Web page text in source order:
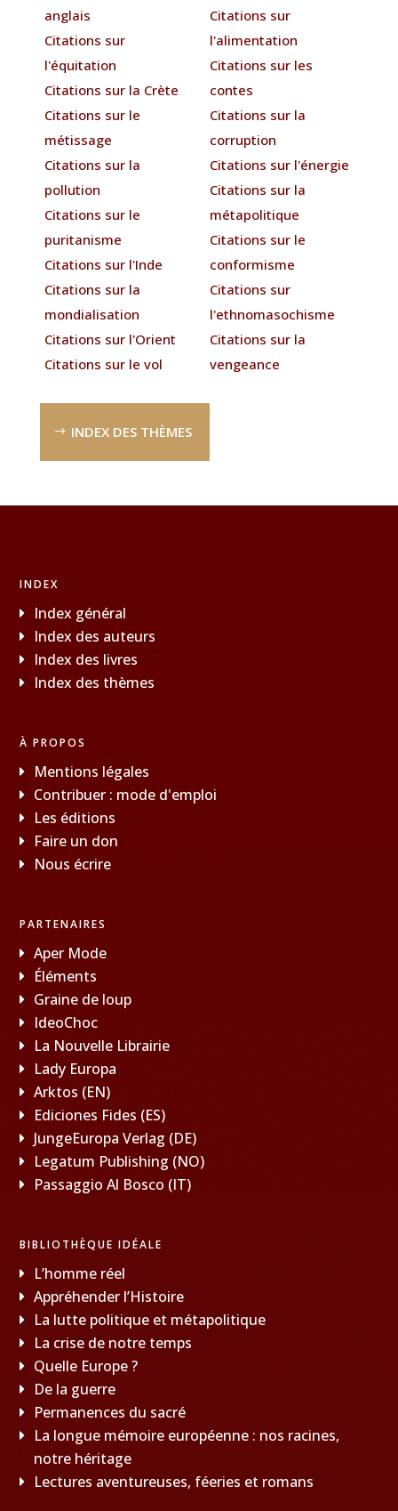
anglais
Citations sur
l'équitation
Citations sur la Crète
Citations sur le
métissage
Citations sur la
pollution
Citations sur le
puritanisme
Citations sur l'Inde
Citations sur la
mondialisation
Citations sur l'Orient
Citations sur le vol
Citations sur
l'alimentation
Citations sur les
contes
Citations sur la
corruption
Citations sur l'énergie
Citations sur la
métapolitique
Citations sur le
conformisme
Citations sur
l'ethnomasochisme
Citations sur la
vengeance
INDEX DES THÈMES
INDEX
Index général
Index des auteurs
Index des livres
Index des thèmes
À PROPOS
Mentions légales
Contribuer : mode d'emploi
Les éditions
Faire un don
Nous écrire
PARTENAIRES
Aper Mode
Éléments
Graine de loup
IdeoChoc
La Nouvelle Librairie
Lady Europa
Arktos (EN)
Ediciones Fides (ES)
JungeEuropa Verlag (DE)
Legatum Publishing (NO)
Passaggio Al Bosco (IT)
BIBLIOTHÈQUE IDÉALE
L’homme réel
Appréhender l’Histoire
La lutte politique et métapolitique
La crise de notre temps
Quelle Europe ?
De la guerre
Permanences du sacré
La longue mémoire européenne : nos racines,
notre héritage
Lectures aventureuses, féeries et romans